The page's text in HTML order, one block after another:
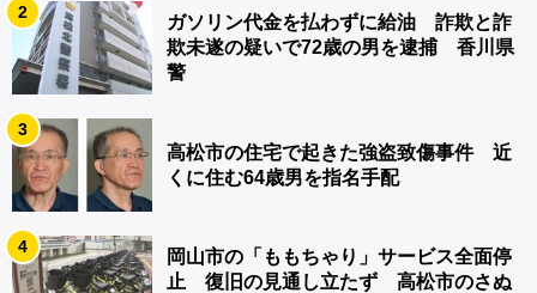
2
ガソリン代金を払わずに給油 詐欺と詐
欺未遂の疑いで72歳の男を逮捕 香川県
警
3
高松市の住宅で起きた強盗致傷事件 近
くに住む64歳男を指名手配
4
岡山市の「ももちゃり」サービス全面停
止 復旧の見通し立たず 高松市のさぬ